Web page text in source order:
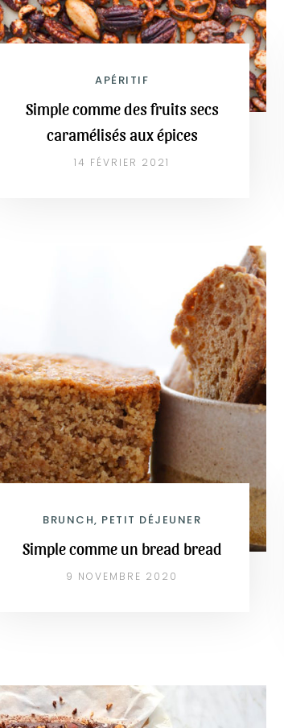
APÉRITIF
Simple comme des fruits secs
caramélisés aux épices
14 FÉVRIER 2021
BRUNCH, PETIT DÉJEUNER
Simple comme un bread bread
9 NOVEMBRE 2020